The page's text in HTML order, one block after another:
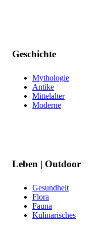
Geschichte
Mythologie
Antike
Mittelalter
Moderne
Leben | Outdoor
Gesundheit
Flora
Fauna
Kulinarisches